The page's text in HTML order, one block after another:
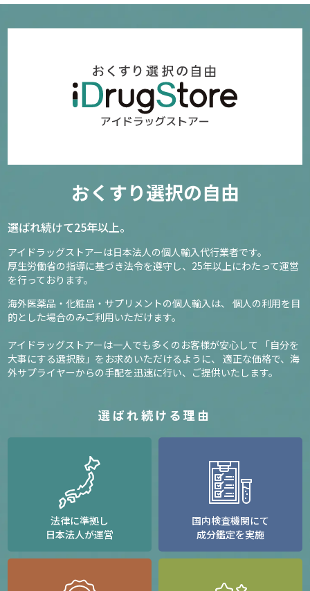
おくすり選択の自由
選ばれ続けて25年以上。
アイドラッグストアーは日本法人の個人輸入代行業者です。
厚生労働省の指導に基づき法令を遵守し、 25年以上にわたって運営
を行っております。
海外医薬品・化粧品・サプリメントの個人輸入は、
個人の利用を目
的とした場合のみご利用いただけます。
アイドラッグストアーは一人でも多くのお客様が安心して
「自分を
大事にする選択肢」をお求めいただけるように、
適正な価格で、海
外サプライヤーからの手配を迅速に行い、ご提供いたします。
選ばれ続ける理由
法律に準拠し
日本法人が運営
国内検査機関にて
成分鑑定を実施